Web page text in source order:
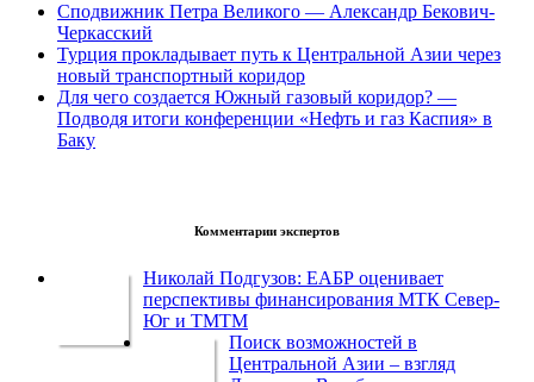
Сподвижник Петра Великого — Александр Бекович-
Черкасский
Турция прокладывает путь к Центральной Азии через
новый транспортный коридор
Для чего создается Южный газовый коридор? —
Подводя итоги конференции «Нефть и газ Каспия» в
Баку
Комментарии экспертов
Николай Подгузов: ЕАБР оценивает
перспективы финансирования МТК Север-
Юг и ТМТМ
Поиск возможностей в
Центральной Азии – взгляд